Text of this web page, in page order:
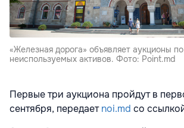
«Железная дорога» объявляет аукционы
неиспользуемых активов. Фото: Point.md
Первые три аукциона пройдут в
сентября, передаетnoi.md со